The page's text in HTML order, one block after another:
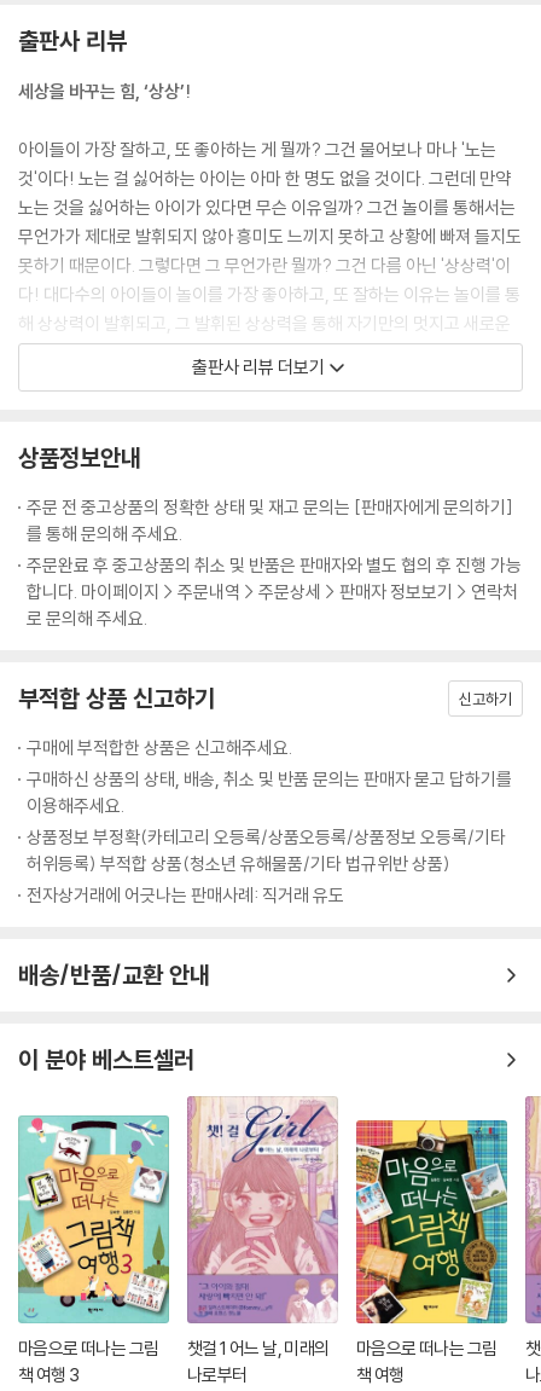
변신해 아이들 앞에 나타나기도 한다. 사실 해적은 모범 다미안 선생님이
늘 마음에 품고 있던 꿈 중의 하나였다. 이제 학교 안에 있는 모든 사람들은
맘껏 즐거운 시간을 보냈다. 물론 수업 진도를 나가는 걸 최고로 여기는 교
장선생님과 학습부장 선생님은 빼고 말이다. 그러다 진상을 조사하기 위해
파견된 빌라리뇨 박사가 아이들의 힘으로 다시 학교를 돌려놓을 수 있다고
말하고, 아이들은 학교가 다시 제자리로 돌아가는 상상을 함으로써 점점
더 먼 바다로 향하던 방향을 돌려놓는다. 마르타는 이 일로 살면서 마법을
경험하게 된다는 것을, 그리고 마법에는 아직 발견해야 할 힘이 있다는 것
을 알게 되고, 마르타네 반 담임인 안나 선생님은 다음 학기에는 더 재미있
는 모험을 해 보리라 다짐한다.
출판사 리뷰
세상을 바꾸는 힘, ‘상상’!
아이들이 가장 잘하고, 또 좋아하는 게 뭘까? 그건 물어보나 마나 '노는
것'이다! 노는 걸 싫어하는 아이는 아마 한 명도 없을 것이다. 그런데 만약
노는 것을 싫어하는 아이가 있다면 무슨 이유일까? 그건 놀이를 통해서는
무언가가 제대로 발휘되지 않아 흥미도 느끼지 못하고 상황에 빠져 들지도
못하기 때문이다. 그렇다면 그 무언가란 뭘까? 그건 다름 아닌 '상상력'이
다! 대다수의 아이들이 놀이를 가장 좋아하고, 또 잘하는 이유는 놀이를 통
해 상상력이 발휘되고, 그 발휘된 상상력을 통해 자기만의 멋지고 새로운
세계를 구축할 수 있기 때문이다. 그 세계 속에서 아이들은 누가 뭐래도 주
인공이요, 창조자이다. 아이들은 자기 세계에서 스스로에게 부여한 권위로
를 부탁해』는 아이들이 가진 이러한 상상의 힘이 얼마나 대단하고 가치로
운지 약간은 황당한 사건을 통해 보여 준다. 아이들이 상상한 것이 아무 이
유 없이 그냥 일어나 버리는 것이다. 학교가 떠내려가는 상상을 하자 산꼭
대기에 있던 학교가 미끄러져 정말로 강물 위를 떠다니게 되고, 바다 위에
서 사는 걸 꿈꾸자 이번에도 또 그렇게 된다. 책에서처럼 아이들에게 자유
롭게 상상할 수 있는 자유를 주자. 그러면 아이들은 어떤 어른도 하지 못했
우리 교육에 영감을 불어넣는 스페인표 유쾌한 교육우화!
『얘들아, 학교를 부탁해』는 한 편의 훌륭한 교육우화이기도 하다. 특히 아
주 어린 아이들에게까지 틈만 나면 경쟁과 입시를 들먹이는 우리 교육에
전하는 메시지는 자못 강렬하기까지 하다. 책 속 교장선생님과 학습부장
선생님은 한국의 보통 선생님들과 학부모들처럼 수업 진도 나가는 것을 가
장 중요하게 여긴다. 그들에게 교육이란 오직 정해진 프로그램을 아이들에
게 주입시키는 것이다. 그것이 교육의 시작이자 끝이요, 유일한 목적이다.
교가 떠내려가는 절체절명의 순간에 그 동안 배운 교육과정은 무용지물이
었다. 이렇게 전혀 예측하지 못했던 문제를 해결하려면 매우 창의적인 생
아무런 대안도 생각해 내지 못한 건 당연한 일이다. 그런데 안나 선생님과
그 반 아이들은 달랐다. 그 동안 진도에 맞는 수업 대신 선생님께 이야기를
들으며 자연스럽게 상상력과 창의력 훈련을 받아온 아이들은 순식간에 위
기를 놀이로 바꾸어 버리고 웃음과 여유로 그것을 극복하도록 주위 사람들
에게 영감을 불어넣는다. 이제 모든 걸 제자리로 돌려놓은 때가 되었다. 진
상을 조사하기 위해 파견된 빌라리뇨 박사는 아이들만이 학교의 방향을 바
꿀 수 있다고 한다. 그녀의 말대로 아이들이 학교가 돌아가는 상상을 하자
정말로 학교는 다시 산꼭대기로 거슬러 올라간다. 마지막 장에 이 책의 교
육적 메시지가 모두 함축되어 있다. 학교의 방향을 바꾸는 건 바로 아이들
만이 할 수 있는 일이라는 것, 우리 교육의 방향을 바꿀 수 있는 것도 바로
우리 아이들이라는 것, 그렇게 되었을 때 우리 학교와 교육은 절대로 전과
같지 않을 거라는 것!
출판사 리뷰 더보기
상품정보안내
주문 전 중고상품의 정확한 상태 및 재고 문의는 [판매자에게 문의하기]
를 통해 문의해 주세요.
주문완료 후 중고상품의 취소 및 반품은 판매자와 별도 협의 후 진행 가능
합니다. 마이페이지 > 주문내역 > 주문상세 > 판매자 정보보기 > 연락처
로 문의해 주세요.
부적합 상품 신고하기 신고하기
구매에 부적합한 상품은 신고해주세요.
구매하신 상품의 상태, 배송, 취소 및 반품 문의는 판매자 묻고 답하기를
이용해주세요.
상품정보 부정확(카테고리 오등록/상품오등록/상품정보 오등록/기타
허위등록) 부적합 상품(청소년 유해물품/기타 법규위반 상품)
전자상거래에 어긋나는 판매사례: 직거래 유도
배송/반품/교환 안내
이 분야 베스트셀러
마음으로 떠나는 그림
책 여행 3
챗걸 1 어느 날, 미래의
나로부터
마음으로 떠나는 그림
책 여행